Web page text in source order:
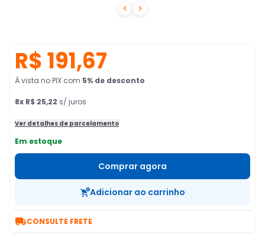
 
R$ 191,67
À vista no PIX com 5% de desconto
8x R$ 25,22 s/ juros
Ver detalhes de parcelamento
Em estoque
Comprar agora
Adicionar ao carrinho
CONSULTE FRETE